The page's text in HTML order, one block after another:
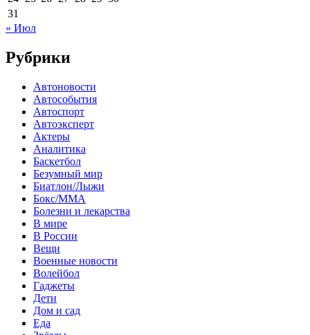
31
« Июл
Рубрики
Автоновости
Автособытия
Автоспорт
Автоэксперт
Актеры
Аналитика
Баскетбол
Безумный мир
Биатлон/Лыжи
Бокс/MMA
Болезни и лекарства
В мире
В России
Вещи
Военные новости
Волейбол
Гаджеты
Дети
Дом и сад
Еда